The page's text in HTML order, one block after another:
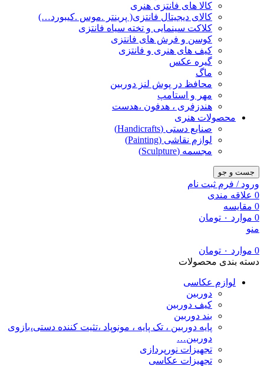
کالا های فانتزی هنری
کالای دیجیتال فانتزی( پرینتر .موس .کیبورد…)
کلاکت سینمایی و تخته سیاه فانتزی
کوسن و فرش های فانتزی
کیف های هنری و فانتزی
گیره عکس
ماگ
محافظ در پوش لنز دوربین
مهر و استامپ
هندزفری ، هدفون ،هدست
محصولات هنری
صنایع دستی (Handicrafts)
لوازم نقاشی (Painting)
مجسمه (Sculpture)
جست و جو
ورود / فرم ثبت نام
0 علاقه مندی
0 مقایسه
0 موارد ۰ تومان
منو
0 موارد ۰ تومان
دسته بندی محصولات
لوازم عکاسی
دوربین
کیف دوربین
بند دوربین
پایه دوربین ، تک پایه ، مونوپاد ،تثیت کننده دستی،بازوی
دوربین…
تجهیزات نورپردازی
تجهیزات عکاسی